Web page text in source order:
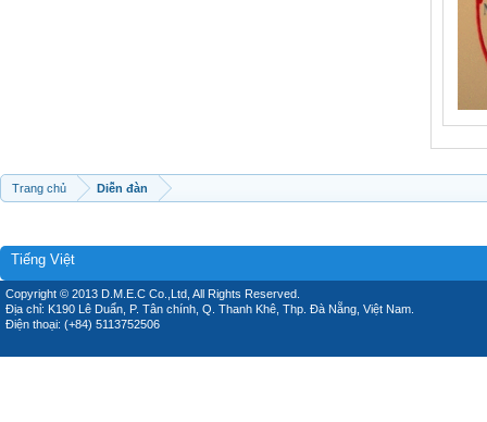
Trang chủ Diễn đàn
Tiếng Việt
Copyright © 2013 D.M.E.C Co.,Ltd, All Rights Reserved.
Địa chỉ: K190 Lê Duẩn, P. Tân chính, Q. Thanh Khê, Thp. Đà Nẵng, Việt Nam.
Điện thoại: (+84) 5113752506